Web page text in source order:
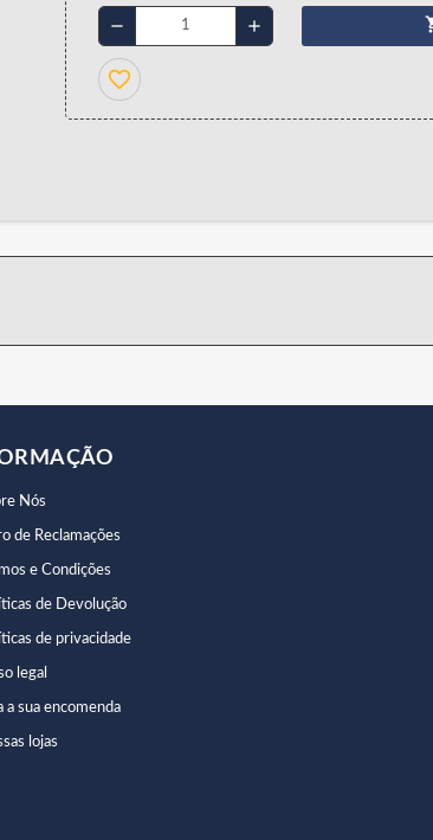
remove add
favorite_border
Nós
de Reclamações
e Condições
de Devolução
de privacidade
legal
a sua encomenda
lojas